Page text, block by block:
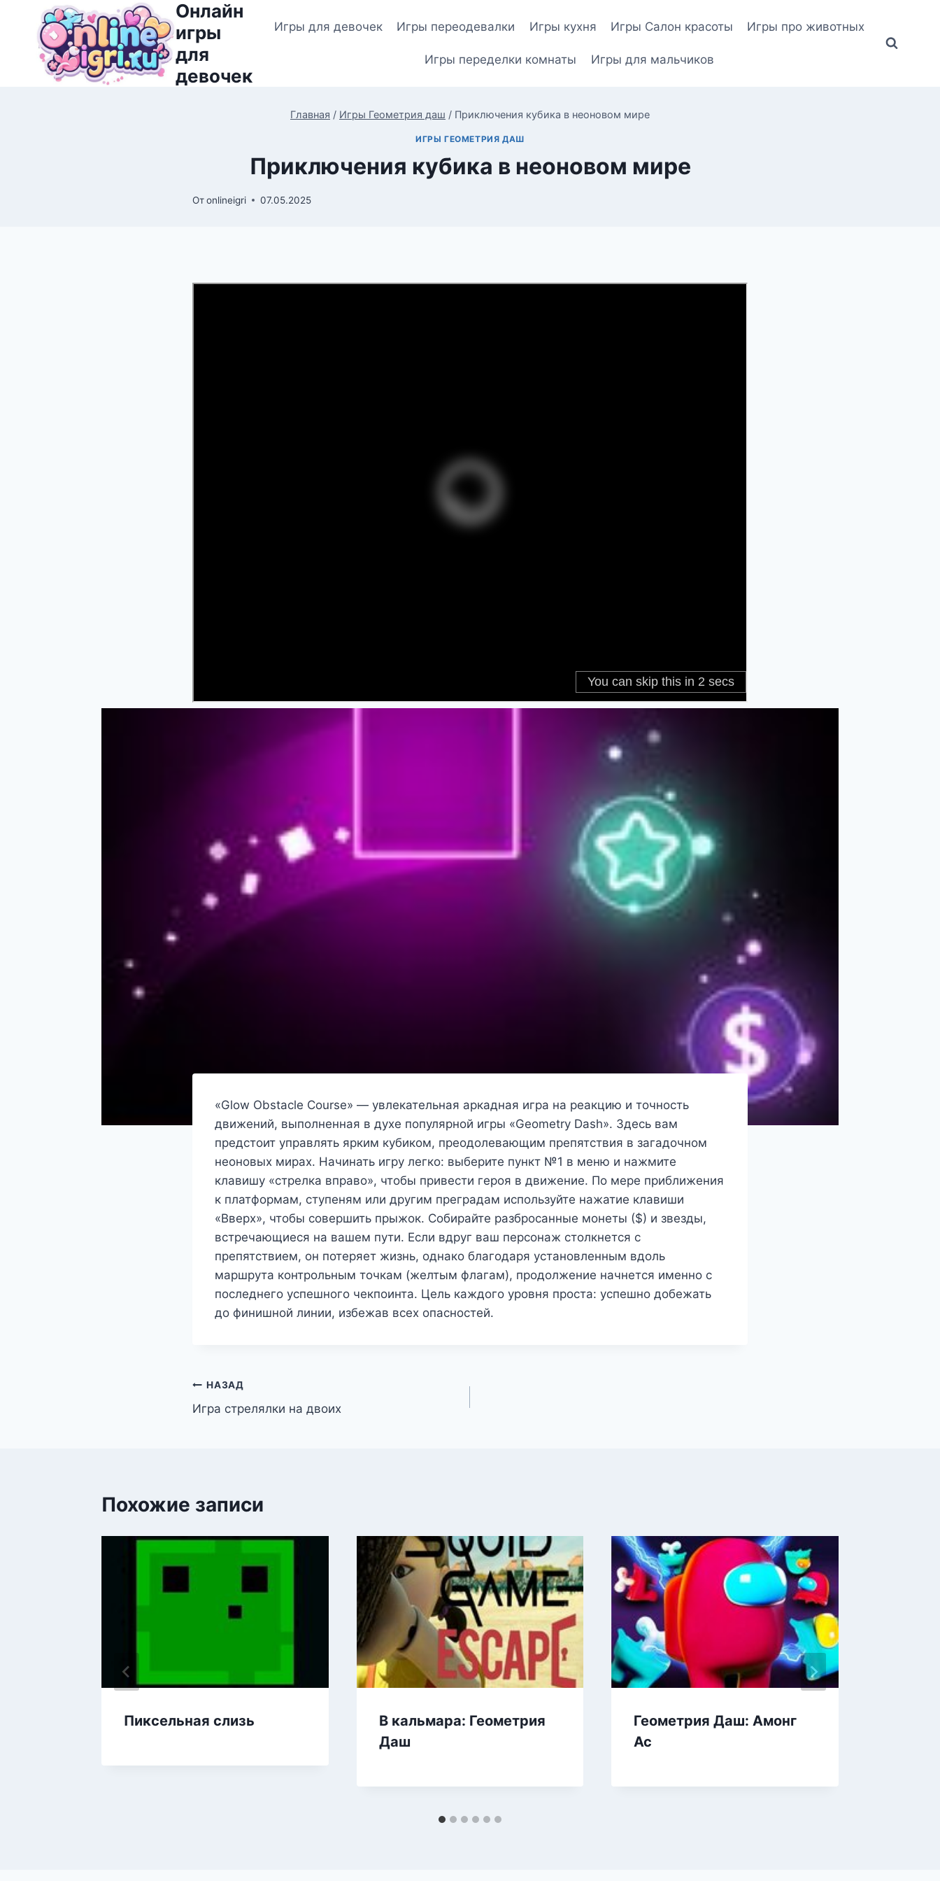
Перейти
содержимому
Онлайн
игры
для
девочек
Игры для девочек Игры переодевалки Игры кухня Игры Салон красоты Игры про животных
Игры переделки комнаты Игры для мальчиков
Главная / Игры Геометрия даш / Приключения кубика в неоновом мире
ИГРЫ ГЕОМЕТРИЯ ДАШ
Приключения кубика в неоновом мире
Отonlineigri 07.05.2025
«Glow Obstacle Course» — увлекательная аркадная игра на реакцию и точность
движений, выполненная в духе популярной игры «Geometry Dash». Здесь вам
предстоит управлять ярким кубиком, преодолевающим препятствия в загадочном
неоновых мирах. Начинать игру легко: выберите пункт №1 в меню и нажмите
клавишу «стрелка вправо», чтобы привести героя в движение. По мере приближения
к платформам, ступеням или другим преградам используйте нажатие клавиши
«Вверх», чтобы совершить прыжок. Собирайте разбросанные монеты ($) и звезды,
встречающиеся на вашем пути. Если вдруг ваш персонаж столкнется с
препятствием, он потеряет жизнь, однако благодаря установленным вдоль
маршрута контрольным точкам (желтым флагам), продолжение начнется именно с
последнего успешного чекпоинта. Цель каждого уровня проста: успешно добежать
до финишной линии, избежав всех опасностей.
Навигация
по
НАЗАД
Игра стрелялки на двоих
Похожие записи
Пиксельная слизь
В кальмара: Геометрия
Даш
Геометрия Даш: Амонг
Ас